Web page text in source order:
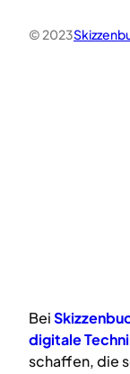
© 2023
Bei
digitale
schaffen, die